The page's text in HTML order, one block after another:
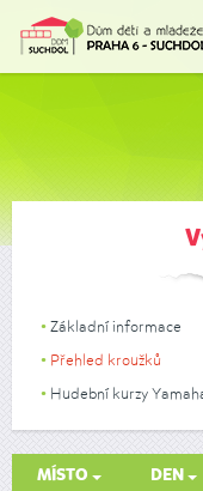
Základní informace
Přehled kroužků
Hudební kurzy
MÍSTO DEN